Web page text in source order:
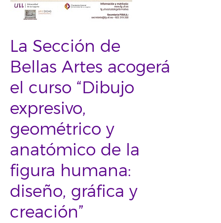
La Sección de
Bellas Artes acogerá
el curso “Dibujo
expresivo,
geométrico y
anatómico de la
figura humana:
diseño, gráfica y
creación”